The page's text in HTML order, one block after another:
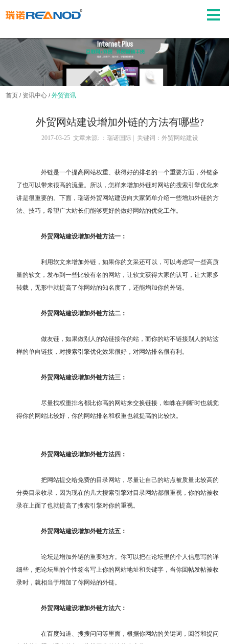
首页 / 资讯中心 /外贸资讯
外贸网站建设增加外链的方法有哪些?
2017-03-25 文章来源: ：瑞诺国际 | 关键词：外贸网站建设
外链是一个提高网站权重、获得好的排名的一个重要方面，外链多
了也可以带来很高的流量。所以，怎样来增加外链对网站的搜索引擎优化来
讲是很重要的。下面，瑞诺外贸网站建设向大家简单介绍一些增加外链的方
法、技巧，希望广大站长们能够更好的做好网站的优化工作。
外贸网站建设增加外链方法一：
利用软文来增加外链，如果你的文采还可以，可以考虑写一些高质
量的软文，发布到一些比较有名的网站，让软文获得大家的认可，让大家多
转载，无形中就提高了你网站的知名度了，还能增加你的外链。
外贸网站建设增加外链方法二：
做友链，如果做别人的站链接你的站，而你的站不链接别人的站这
样的单向链接，对搜索引擎优化效果很好，对网站排名很有利。
外贸网站建设增加外链方法三：
尽量找权重排名都比你高的网站来交换链接，蜘蛛在判断时也就觉
得你的网站比较好，你的网站排名和权重也就提高的比较快。
外贸网站建设增加外链方法四：
把网站提交给免费的目录网站，尽量让自己的站点被质量比较高的
分类目录收录，因为现在的几大搜索引擎对目录网站都很重视，你的站被收
录在上面了也就提高了搜索引擎对你的重视。
外贸网站建设增加外链方法五：
论坛是增加外链的重要地方。你可以把在论坛里的个人信息写的详
细些，把论坛里的个性签名写上你的网站地址和关键字，当你回帖发帖被收
录时，就相当于增加了你网站的外链。
外贸网站建设增加外链方法六：
在百度知道、搜搜问问等里面，根据你网站的关键词，回答和提问